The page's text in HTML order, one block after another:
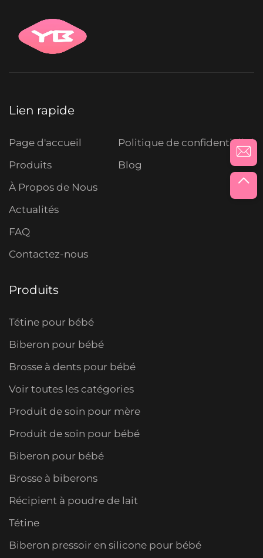
Lien rapide
Page d'accueil
Produits
À Propos de Nous
Actualités
FAQ
Contactez-nous
Politique de confidentialité
Blog
Produits
Tétine pour bébé
Biberon pour bébé
Brosse à dents pour bébé
Voir toutes les catégories
Produit de soin pour mère
Produit de soin pour bébé
Biberon pour bébé
Brosse à biberons
Récipient à poudre de lait
Tétine
Biberon pressoir en silicone pour bébé